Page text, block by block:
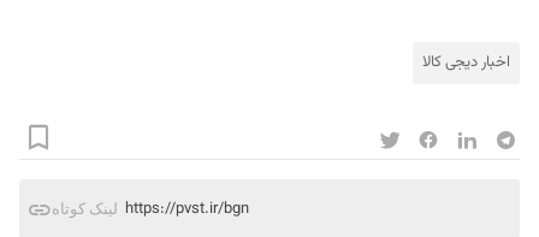
اخبار دیجی کالا
لینک کوتاه https://pvst.ir/bgn